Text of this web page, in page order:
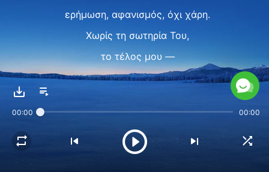
ερήμωση, αφανισμός, όχι χάρη.
Χωρίς τη σωτηρία Του,
το τέλος μου —
ερήμωση, αφανισμός, όχι χάρη.
Ο Θεός μ' έσωσε,
00:00 00:00